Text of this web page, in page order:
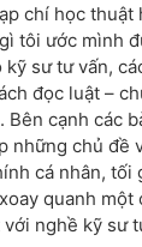
chí học thuật
tôi ước mình
sư tư vấn,
đọc luật –
Bên cạnh các
những chủ đề
cá nhân, tối
quanh một
nghề kỹ sư